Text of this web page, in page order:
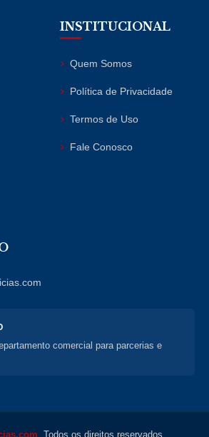
INSTITUCIONAL
Quem Somos
Política de Privacidade
Termos de Uso
Fale Conosco
comercial para parcerias e
. Todos os direitos reservados.